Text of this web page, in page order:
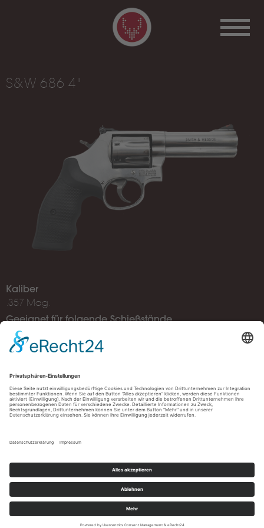
S&W 686 4"
Kaliber
.357 Mag.
Geeignet für folgende Schießstände
25 m Stand, 25 m Schießkino
Müller Schießzentrum Ulm, Albstraße 78, 89081 Ulm
Shop: Di. - Sa. 09:45 - 19:00 Uhr
Produktanfrage Impressum Datenschutz